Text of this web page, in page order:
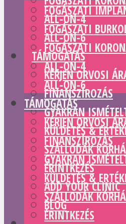
ALL-ON-4
ALL-ON-6
TÁMOGATÁS
KÉRJEN ORVOSI
FINANSZÍROZÁS
GYAKRAN
KÜLDETÉS &
SZÁLLODÁK
ÉRINTKEZÉS
ADD YOUR CLINIC
BLOG
FOGÁSZATI
FOGÁSZATI
FOGÁSZATI
ALL-ON-4
ALL-ON-6
TÁMOGATÁS
KÉRJEN ORVOSI
FINANSZÍROZÁS
GYAKRAN
KÜLDETÉS &
SZÁLLODÁK
ÉRINTKEZÉS